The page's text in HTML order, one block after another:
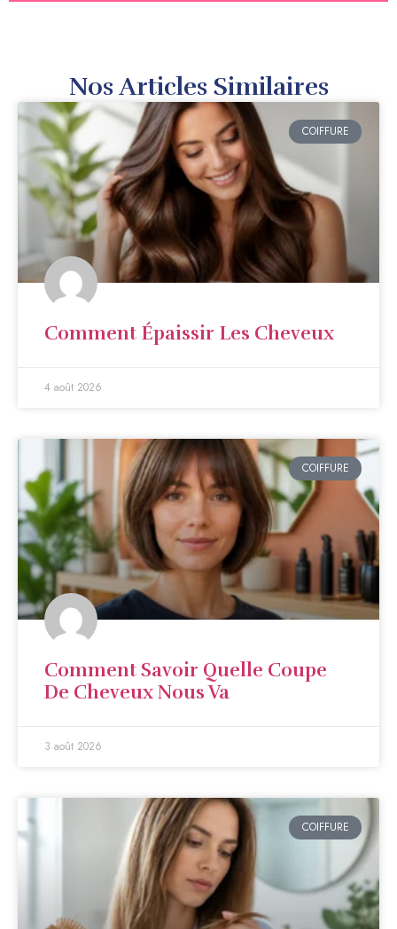
Nos Articles Similaires
COIFFURE
Comment Épaissir Les Cheveux
4 août 2026
COIFFURE
Comment Savoir Quelle Coupe
De Cheveux Nous Va
3 août 2026
COIFFURE